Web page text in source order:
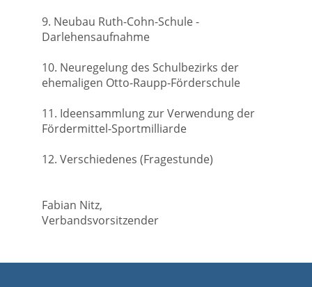
9. Neubau Ruth-Cohn-Schule -
Darlehensaufnahme
10. Neuregelung des Schulbezirks der
ehemaligen Otto-Raupp-Förderschule
11. Ideensammlung zur Verwendung der
Fördermittel-Sportmilliarde
12. Verschiedenes (Fragestunde)
Fabian Nitz,
Verbandsvorsitzender